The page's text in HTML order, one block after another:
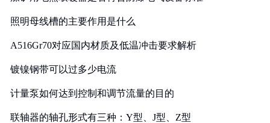
照明母线槽的主要作用是什么
A516Gr70对应国内材质及低温冲击要求解析
镀镍钢带可以过多少电流
计量泵如何达到控制和调节流量的目的
联轴器的轴孔形式有三种：Y型、J型、Z型